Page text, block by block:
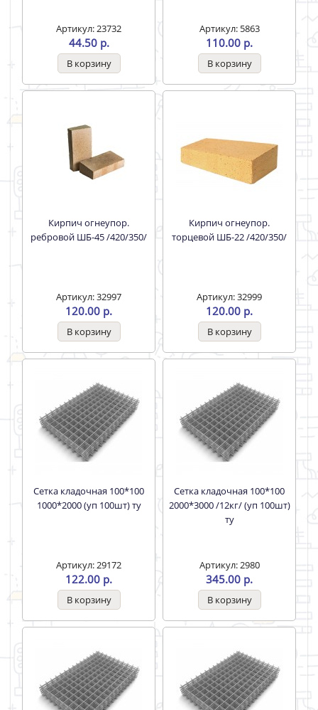
Артикул: 23732
44.50 р.
Артикул: 5863
110.00 р.
Кирпич огнеупор.
ребровой ШБ-45 /420/350/
Артикул: 32997
120.00 р.
Кирпич огнеупор.
торцевой ШБ-22 /420/350/
Артикул: 32999
120.00 р.
Сетка кладочная 100*100
1000*2000 (уп 100шт) ту
Артикул: 29172
122.00 р.
Сетка кладочная 100*100
2000*3000 /12кг/ (уп 100шт)
ту
Артикул: 2980
345.00 р.